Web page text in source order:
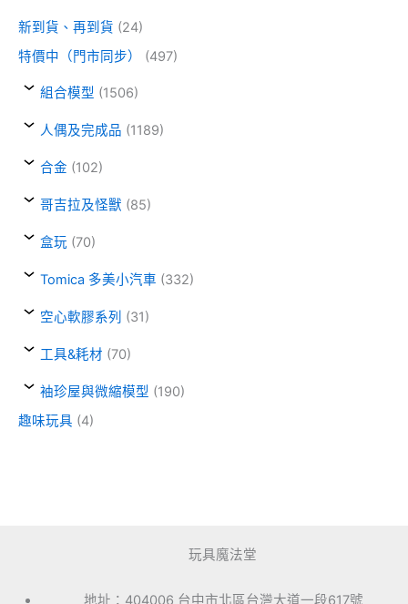
新到貨、再到貨 (24)
特價中（門市同步）
(497)
組合模型 (1506)
人偶及完成品 (1189)
合金 (102)
哥吉拉及怪獸 (85)
盒玩 (70)
Tomica 多美小汽車 (332)
空心軟膠系列 (31)
工具&耗材 (70)
袖珍屋與微縮模型 (190)
趣味玩具 (4)
玩具魔法堂
地址：404006 台中市北區台灣大道一段617號